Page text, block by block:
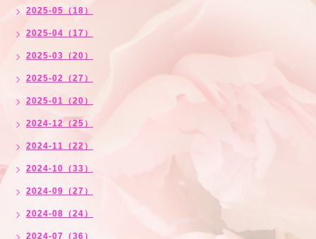
2025-05（18）
2025-04（17）
2025-03（20）
2025-02（27）
2025-01（20）
2024-12（25）
2024-11（22）
2024-10（33）
2024-09（27）
2024-08（24）
2024-07（36）